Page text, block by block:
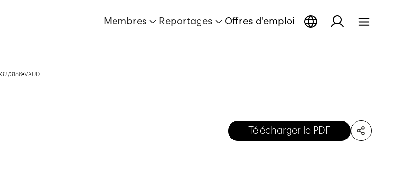
Membres Reportages Offres d'emploi
32/3186 VAUD
Télécharger le PDF